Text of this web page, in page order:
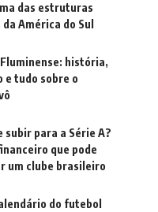
das estruturas
América do Sul
história,
e tudo sobre o
subir para a Série A?
que pode
um clube brasileiro
do futebol